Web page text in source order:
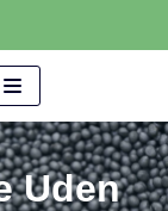
Uden